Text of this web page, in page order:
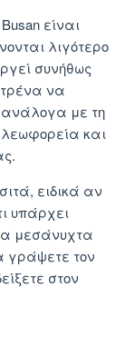
είναι
λιγότερο
συνήθως
να
ανάλογα με τη
και
ειδικά αν
υπάρχει
μεσάνυχτα
γράψετε τον
στον